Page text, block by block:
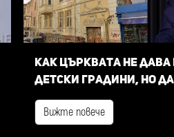
Как Църквата не
детски градини, но
Вижте повече